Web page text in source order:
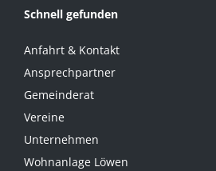
Schnell gefunden
Anfahrt & Kontakt
Ansprechpartner
Gemeinderat
Vereine
Unternehmen
Wohnanlage Löwen